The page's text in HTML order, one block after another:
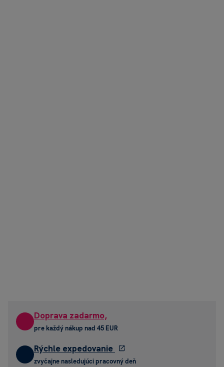
Doprava zadarmo,
pre každý nákup nad 45 EUR
Rýchle expedovanie
zvyčajne nasledujúci pracovný deň